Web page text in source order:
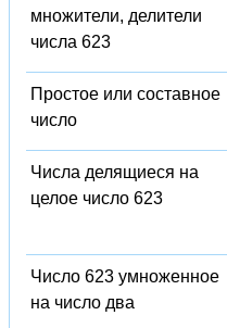
множители, делители
числа 623
Простое или составное
число
Числа делящиеся на
целое число 623
Число 623 умноженное
на число два